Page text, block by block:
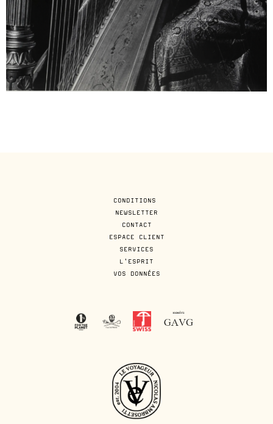
CONDITIONS
NEWSLETTER
CONTACT
ESPACE CLIENT
SERVICES
L'ESPRIT
VOS DONNÉES